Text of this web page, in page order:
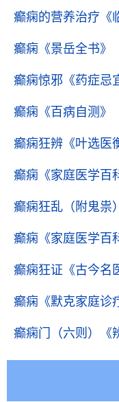
癫痫的营养治疗 《
癫痫 《景岳全书》
癫痫惊邪 《药症忌
癫痫 《百病自测》
癫痫狂辨 《叶选医
癫痫 《家庭医学百
癫痫狂乱（附鬼祟）
癫痫 《家庭医学百
癫痫狂证 《古今名
癫痫 《默克家庭诊
癫痫门（六则） 《